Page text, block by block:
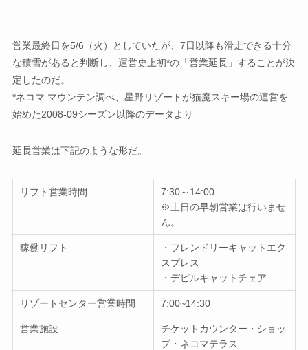
営業最終日を5/6（火）としていたが、7日以降も滑走できる十分
な積雪があると判断し、運営史上初*の「営業延長」することが決
定したのだ。
*ネコマ マウンテン調べ、星野リゾートが猫魔スキー場の運営を
始めた2008-09シーズン以降のデータより
延長営業は下記のような形だ。
リフト営業時間
7:30～14:00
※土日の早朝営業は行いませ
ん。
稼働リフト
・フレンドリーキャットエク
スプレス
・デビルキャットチェア
リゾートセンター営業時間 7:00~14:30
営業施設
チケットカウンター・ショッ
プ・ネコマテラス